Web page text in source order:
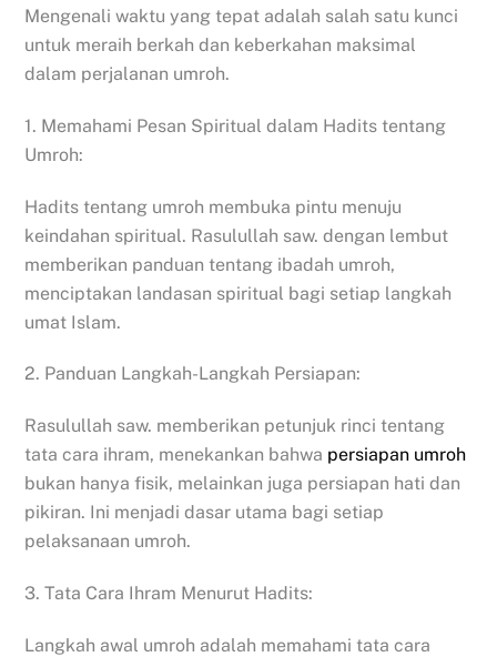
Mengenali waktu yang tepat adalah salah satu kunci
untuk meraih berkah dan keberkahan maksimal
dalam perjalanan umroh.
1. Memahami Pesan Spiritual dalam Hadits tentang
Umroh:
Hadits tentang umroh membuka pintu menuju
keindahan spiritual. Rasulullah saw. dengan lembut
memberikan panduan tentang ibadah umroh,
menciptakan landasan spiritual bagi setiap langkah
umat Islam.
2. Panduan Langkah-Langkah Persiapan:
Rasulullah saw. memberikan petunjuk rinci tentang
tata cara ihram, menekankan bahwa persiapan umroh
bukan hanya fisik, melainkan juga persiapan hati dan
pikiran. Ini menjadi dasar utama bagi setiap
pelaksanaan umroh.
3. Tata Cara Ihram Menurut Hadits:
Langkah awal umroh adalah memahami tata cara